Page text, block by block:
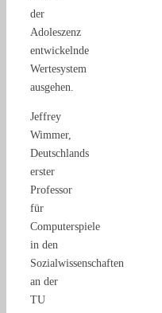
der
Adoleszenz
entwickelnde
Wertesystem
ausgehen.
Jeffrey
Wimmer,
Deutschlands
erster
Professor
für
Computerspiele
in den
Sozialwissenschaften
an der
TU